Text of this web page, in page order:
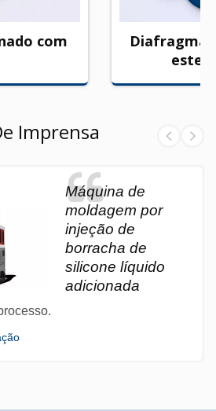
com
Diafragma
Imprensa
Máquina de
moldagem por
injeção de
borracha de
silicone líquido
adicionada